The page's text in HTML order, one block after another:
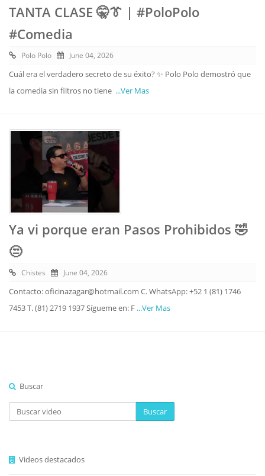
TANTA CLASE 🤫👔 | #PoloPolo
#Comedia
Polo Polo June 04, 2026
Cuál era el verdadero secreto de su éxito? ✨ Polo Polo demostró que
la comedia sin filtros no tiene ...Ver Mas
Ya vi porque eran Pasos Prohibidos 🤣
😒
Chistes June 04, 2026
Contacto: oficinazagar@hotmail.com C. WhatsApp: +52 1 (81) 1746
7453 T. (81) 2719 1937 Sígueme en: F ...Ver Mas
Buscar
Buscar
Videos destacados